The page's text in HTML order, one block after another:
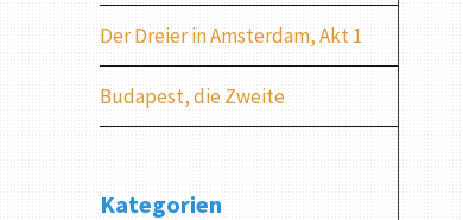
Der Dreier in Amsterdam, Akt 1
Budapest, die Zweite
Kategorien